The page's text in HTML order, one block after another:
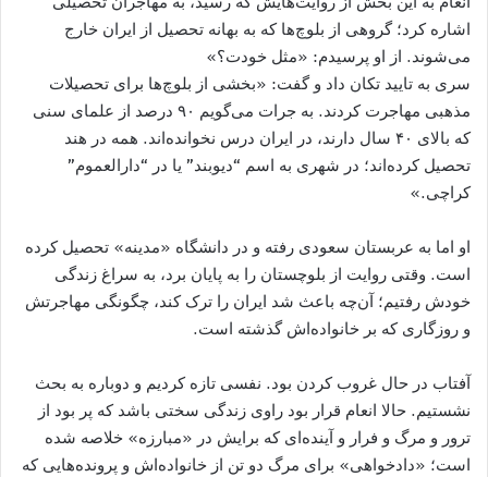
اشاره کرد؛ گروهی از بلوچ‌ها که به بهانه تحصیل از ایران خارج
می‌شوند. از او پرسیدم: «مثل خودت؟»
سری به تایید تکان داد و گفت: «بخشی از بلوچ‌ها برای تحصیلات
مذهبی مهاجرت کردند. به جرات می‌گویم ۹۰ درصد از علمای سنی
که بالای ۴۰ سال دارند، در ایران درس نخوانده‌اند. همه در هند
تحصیل کرده‌اند؛ در شهری به اسم “دیوبند” یا در “دارالعموم”
کراچی.»
او اما به عربستان سعودی رفته و در دانشگاه «مدینه» تحصیل کرده
است. وقتی روایت از بلوچستان را به پایان برد، به سراغ زندگی
خودش رفتیم؛ آن‌چه باعث شد ایران را ترک کند، چگونگی مهاجرتش
و روزگاری که بر خانواده‌اش گذشته است.
آفتاب در حال غروب کردن بود. نفسی تازه کردیم و دوباره به بحث
نشستیم. حالا انعام قرار بود راوی زندگی سختی باشد که پر بود از
ترور و مرگ و فرار و آینده‌ای که برایش در «مبارزه» خلاصه شده
است؛ «دادخواهی» برای مرگ دو تن از خانواده‌اش و پرونده‌هایی که